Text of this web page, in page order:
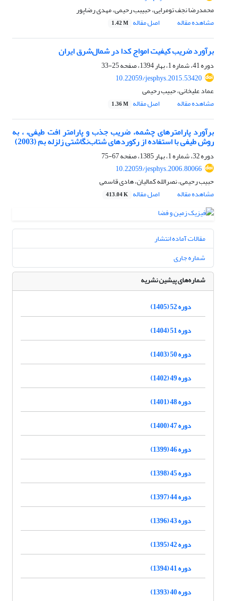
محمدرضا نجف تومرایی، حبیبب رحیمی، مهدی رضاپور
مشاهده مقاله
اصل مقاله 1.42 M
برآورد ضریب کیفیت امواج کدا در شمال‌شرق ایران
دوره 41، شماره 1، بهار 1394، صفحه
25-33
10.22059/jesphys.2015.53420
عماد علیخانی، حبیب رحیمی
مشاهده مقاله
اصل مقاله 1.36 M
برآورد پارامترهای چشمه، ضریب جذب و پارامتر افت طیفی، ، به
روش طیفی با استفاده از رکوردهای شتاب‌نگاشتی زلزله بم (2003)
دوره 32، شماره 1، بهار 1385، صفحه
67-75
10.22059/jesphys.2006.80066
حبیب رحیمی، نصرالله کمالیان، هادی قاسمی
مشاهده مقاله
اصل مقاله 413.04 K
مقالات آماده انتشار
شماره جاری
شماره‌های پیشین نشریه
دوره 52 (1405)
دوره 51 (1404)
دوره 50 (1403)
دوره 49 (1402)
دوره 48 (1401)
دوره 47 (1400)
دوره 46 (1399)
دوره 45 (1398)
دوره 44 (1397)
دوره 43 (1396)
دوره 42 (1395)
دوره 41 (1394)
دوره 40 (1393)